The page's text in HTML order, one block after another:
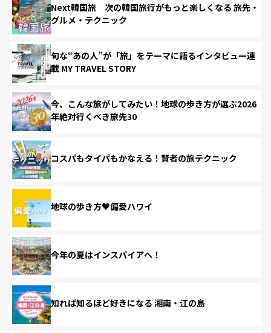
Next韓国旅 次の韓国旅行がもっと楽しくなる 旅先・
グルメ・テクニック
旬な“あの人”が「旅」をテーマに語るインタビュー連
載 MY TRAVEL STORY
今、こんな旅がしてみたい！地球の歩き方が選ぶ2026
年絶対行くべき旅先30
コスパもタイパもかなえる！賢者の旅テクニック
地球の歩き方♥偏愛ハワイ
今年の夏はインスパイアへ！
知れば知るほど好きになる 湘南・江の島